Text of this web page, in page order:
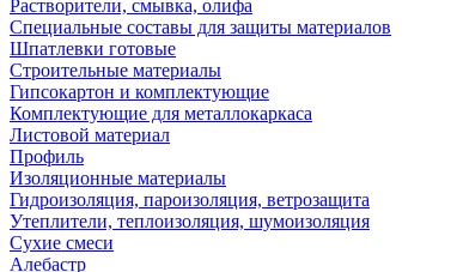
Растворители, смывка, олифа
Специальные составы для защиты материалов
Шпатлевки готовые
Строительные материалы
Гипсокартон и комплектующие
Комплектующие для металлокаркаса
Листовой материал
Профиль
Изоляционные материалы
Гидроизоляция, пароизоляция, ветрозащита
Утеплители, теплоизоляция, шумоизоляция
Сухие смеси
Алебастр